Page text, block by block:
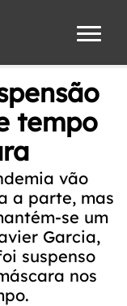
tempo
vão
a parte, mas
se um
Garcia,
suspenso
nos